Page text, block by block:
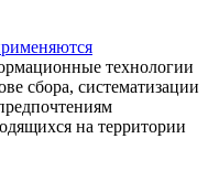
технологии
сбора, систематизации
на территории